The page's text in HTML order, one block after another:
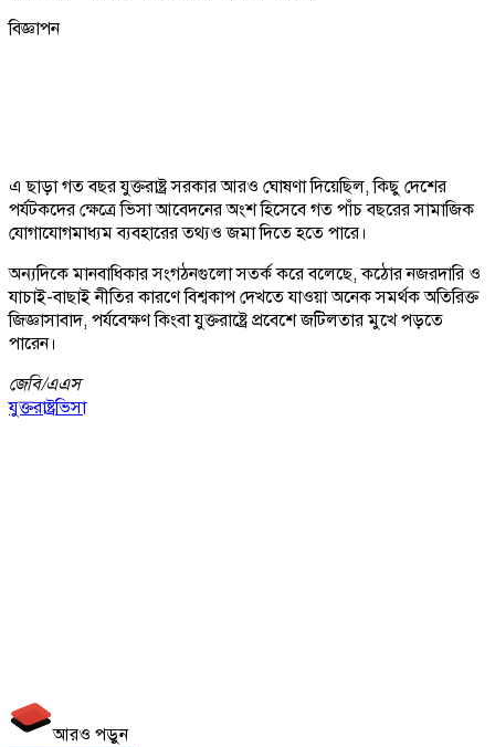
বিজ্ঞাপন
এ ছাড়া গত বছর যুক্তরাষ্ট্র সরকার আরও ঘোষণা দিয়েছিল, কিছু দেশের
পর্যটকদের ক্ষেত্রে ভিসা আবেদনের অংশ হিসেবে গত পাঁচ বছরের সামাজিক
যোগাযোগমাধ্যম ব্যবহারের তথ্যও জমা দিতে হতে পারে।
অন্যদিকে মানবাধিকার সংগঠনগুলো সতর্ক করে বলেছে, কঠোর নজরদারি ও
যাচাই-বাছাই নীতির কারণে বিশ্বকাপ দেখতে যাওয়া অনেক সমর্থক অতিরিক্ত
জিজ্ঞাসাবাদ, পর্যবেক্ষণ কিংবা যুক্তরাষ্ট্রে প্রবেশে জটিলতার মুখে পড়তে
পারেন।
জেবি/এএস
যুক্তরাষ্ট্রভিসা
আরও পড়ুন